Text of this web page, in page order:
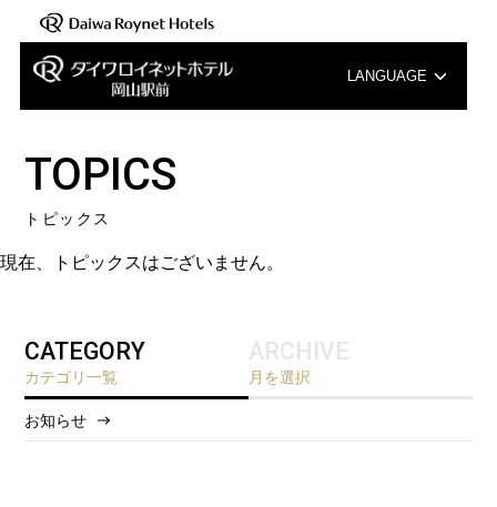
LANGUAGE
TOPICS
トピックス
現在、トピックスはございません。
CATEGORY
カテゴリ一覧
お知らせ
ARCHIVE
月を選択